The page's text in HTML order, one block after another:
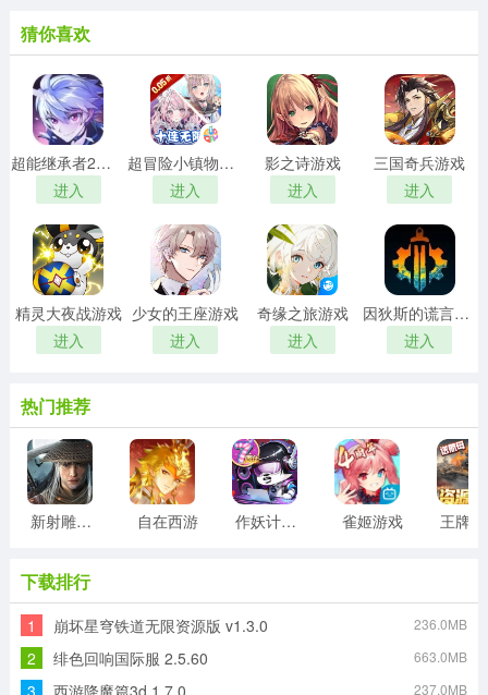
猜你喜欢
超能继承者2游戏
进入
超冒险小镇物语2游戏
进入
影之诗游戏
进入
三国奇兵游戏
进入
精灵大夜战游戏
进入
少女的王座游戏
进入
奇缘之旅游戏
进入
因狄斯的谎言游戏
进入
热门推荐
新射雕群侠传之铁血丹心游戏 自在西游 作妖计游戏 雀姬游戏
下载排行
1 崩坏星穹铁道无限资源版 v1.3.0 236.0MB
2 绯色回响国际服 2.5.60 663.0MB
3 西游降魔篇3d 1.7.0 237.0MB